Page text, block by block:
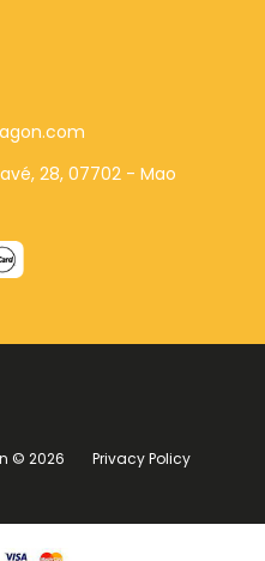
28, 07702 - Mao
© 2026
Privacy Policy